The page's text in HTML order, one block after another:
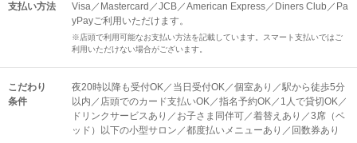
支払い方法
Visa／Mastercard／JCB／American Express／Diners Club／Pa
yPayご利用いただけます。
※店頭で利用可能なお支払い方法を記載しています。スマート支払いではご
利用いただけない場合がございます。
こだわり
条件
夜20時以降も受付OK／当日受付OK／個室あり／駅から徒歩5分
以内／店頭でのカード支払いOK／指名予約OK／1人で貸切OK／
ドリンクサービスあり／お子さま同伴可／着替えあり／3席（ベ
ッド）以下の小型サロン／都度払いメニューあり／回数券あり